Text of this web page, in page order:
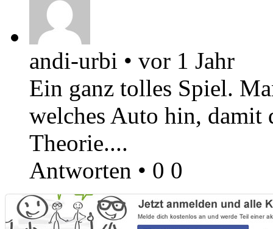
andi-urbi • vor 1 Jahr
Ein ganz tolles Spiel.
welches Auto hin, damit
Theorie....
Antworten • 0 0